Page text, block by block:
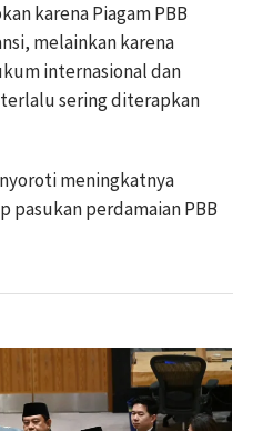
karena Piagam PBB
melainkan karena
internasional dan
sering diterapkan
meningkatnya
pasukan perdamaian PBB